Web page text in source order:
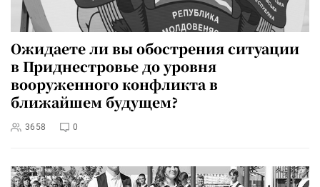
Ожидаете ли вы обострения ситуации
в Приднестровье до уровня
вооруженного конфликта в
ближайшем будущем?
3658 0